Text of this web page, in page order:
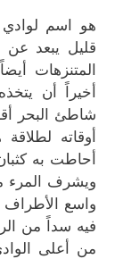
هو اسم
قليل يبعد عن
المتنزهات
أخيراً أن
شاطئ البحر
أوقاته
أحاطت به
ويشرف المرء
واسع الأطراف
فيه سداً من
من أعلى